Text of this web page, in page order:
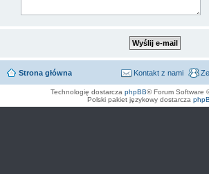
Strona główna Kontakt z nami
Technologię dostarcza phpBB® Forum Software
Polski pakiet językowy dostarcza